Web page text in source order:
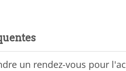
un rendez-vous pour